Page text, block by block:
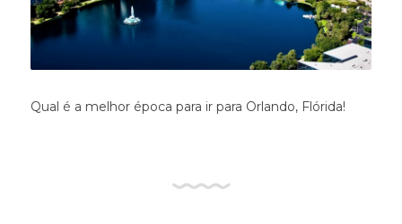
Qual é a melhor época para ir para Orlando, Flórida!